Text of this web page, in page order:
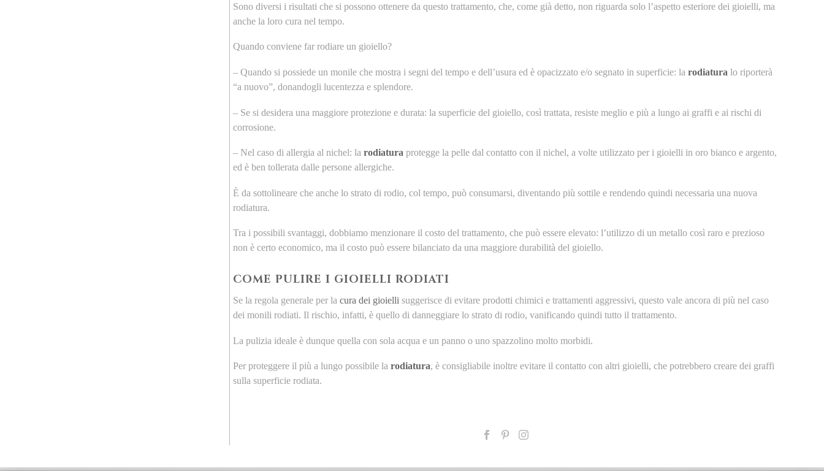
Sono diversi i risultati che si possono ottenere da questo trattamento, che, come già detto, non riguarda solo l’aspetto esteriore dei gioielli, ma
anche la loro cura nel tempo.
Quando conviene far rodiare un gioiello?
– Quando si possiede un monile che mostra i segni del tempo e dell’usura ed è opacizzato e/o segnato in superficie: la rodiatura lo riporterà
“a nuovo”, donandogli lucentezza e splendore.
– Se si desidera una maggiore protezione e durata: la superficie del gioiello, così trattata, resiste meglio e più a lungo ai graffi e ai rischi di
corrosione.
– Nel caso di allergia al nichel: la rodiatura protegge la pelle dal contatto con il nichel, a volte utilizzato per i gioielli in oro bianco e argento,
ed è ben tollerata dalle persone allergiche.
È da sottolineare che anche lo strato di rodio, col tempo, può consumarsi, diventando più sottile e rendendo quindi necessaria una nuova
rodiatura.
Tra i possibili svantaggi, dobbiamo menzionare il costo del trattamento, che può essere elevato: l’utilizzo di un metallo così raro e prezioso
non è certo economico, ma il costo può essere bilanciato da una maggiore durabilità del gioiello.
COME PULIRE I GIOIELLI RODIATI
Se la regola generale per la cura dei gioielli suggerisce di evitare prodotti chimici e trattamenti aggressivi, questo vale ancora di più nel caso
dei monili rodiati. Il rischio, infatti, è quello di danneggiare lo strato di rodio, vanificando quindi tutto il trattamento.
La pulizia ideale è dunque quella con sola acqua e un panno o uno spazzolino molto morbidi.
Per proteggere il più a lungo possibile la rodiatura, è consigliabile inoltre evitare il contatto con altri gioielli, che potrebbero creare dei graffi
sulla superficie rodiata.